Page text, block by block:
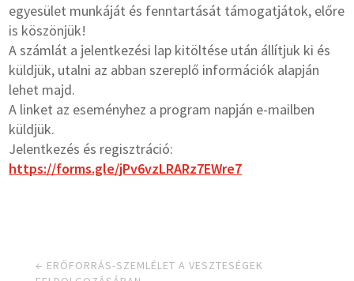
egyesület munkáját és fenntartását támogatjátok, előre
is köszönjük!
A számlát a jelentkezési lap kitöltése után állítjuk ki és
küldjük, utalni az abban szereplő információk alapján
lehet majd.
A linket az eseményhez a program napján e-mailben
küldjük.
Jelentkezés és regisztráció:
https://forms.gle/jPv6vzLRARz7EWre7
← ERŐFORRÁS-SZEMLÉLET A VESZTESÉGEK